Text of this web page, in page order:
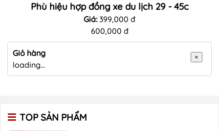
Phù hiệu hợp đồng xe du lịch 29 - 45c
Giá:399,000 đ
600,000 đ
×
Giỏ hàng
loading...
TOP SẢN PHẨM